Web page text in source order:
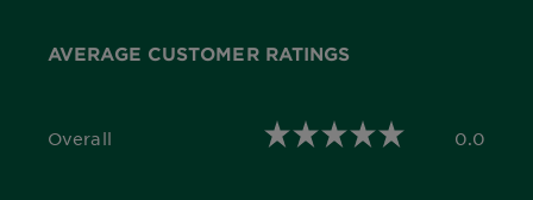
AVERAGE CUSTOMER RATINGS
Overall
0.0 out of 5 stars 0.0